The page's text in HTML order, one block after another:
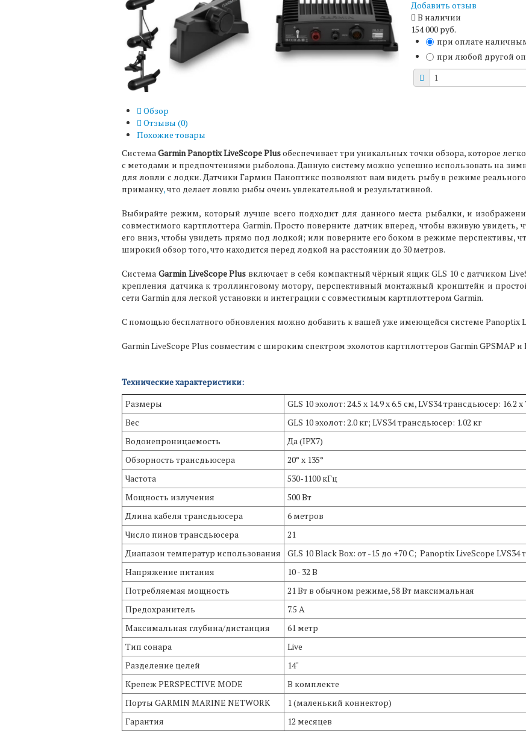
Добавить отзыв
В наличии
154 000 руб.
при оплате
при любой другой
Обзор
Отзывы (0)
Похожие товары
СистемаGarmin Panoptix LiveScope Plusобеспечивает три уникальных точки обзора, которое
с методами и предпочтениями рыболова. Данную систему можно успешно использовать на
для ловли с лодки. Датчики Гармин Паноптикс позволяют вам видеть рыбу в режиме
приманку,что делает ловлю рыбы очень увлекательной и результативной.
Выбирайте режим, который лучше всего подходит для данного места рыбалки, и
совместимого картплоттера Garmin. Просто поверните датчик вперед, чтобы вживую увидеть,
его вниз, чтобы увидеть прямо под лодкой; или поверните его боком в режиме перспективы,
широкий обзор того, что находится перед лодкой на расстоянии до 30 метров.
Система Garmin LiveScope Plus включает в себя компактный чёрный ящик GLS 10 с датчиком
крепления датчика к троллинговому мотору, перспективный монтажный кронштейн и
сети Garmin для легкой установки и интеграции с совместимым картплоттером Garmin.
С помощью бесплатного обновления можно добавить к вашей уже имеющейся системе Panoptix
Garmin LiveScope Plus совместим с широким спектром эхолотов картплоттеров Garmin GPSMAP и
Технические характеристики:
Размеры
GLS 10 эхолот: 24.5 x 14.9 x 6.5 см, LVS34 трансдьюсер: 16.2 x
Вес
GLS 10 эхолот: 2.0 кг; LVS34 трансдьюсер: 1.02 кг
Водонепроницаемость
Да (IPX7)
Обзорность трансдьюсера
20° x 135°
Частота
530-1100 кГц
Мощность излучения
500 Вт
Длина кабеля трансдьюсера
6 метров
Число пинов трансдьюсера
21
Диапазон температур использования
GLS 10 Black Box: от -15 до +70 C; Panoptix LiveScope LVS34
Напряжение питания
10 - 32 В
Потребляемая мощность
21 Вт в обычном режиме, 58 Вт максимальная
Предохранитель
7.5 A
Максимальная глубина/дистанция
61 метр
Тип сонара
Live
Разделение целей
14"
Крепеж PERSPECTIVE MODE
В комплекте
Порты GARMIN MARINE NETWORK
1 (маленький коннектор)
Гарантия
12 месяцев